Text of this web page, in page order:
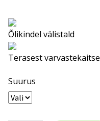
Õlikindel välistald
Terasest varvastekaitse
Suurus